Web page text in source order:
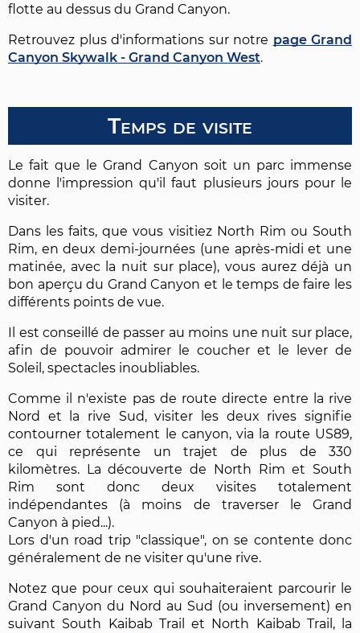
flotte au dessus du Grand Canyon.
Retrouvez plus d'informations sur notre page Grand
Canyon Skywalk - Grand Canyon West.
Temps de visite
Le fait que le Grand Canyon soit un parc immense
donne l'impression qu'il faut plusieurs jours pour le
visiter.
Dans les faits, que vous visitiez North Rim ou South
Rim, en deux demi-journées (une après-midi et une
matinée, avec la nuit sur place), vous aurez déjà un
bon aperçu du Grand Canyon et le temps de faire les
différents points de vue.
Il est conseillé de passer au moins une nuit sur place,
afin de pouvoir admirer le coucher et le lever de
Soleil, spectacles inoubliables.
Comme il n'existe pas de route directe entre la rive
Nord et la rive Sud, visiter les deux rives signifie
contourner totalement le canyon, via la route US89,
ce qui représente un trajet de plus de 330
kilomètres. La découverte de North Rim et South
Rim sont donc deux visites totalement
indépendantes (à moins de traverser le Grand
Canyon à pied...).
Lors d'un road trip "classique", on se contente donc
généralement de ne visiter qu'une rive.
Notez que pour ceux qui souhaiteraient parcourir le
Grand Canyon du Nord au Sud (ou inversement) en
suivant South Kaibab Trail et North Kaibab Trail, la